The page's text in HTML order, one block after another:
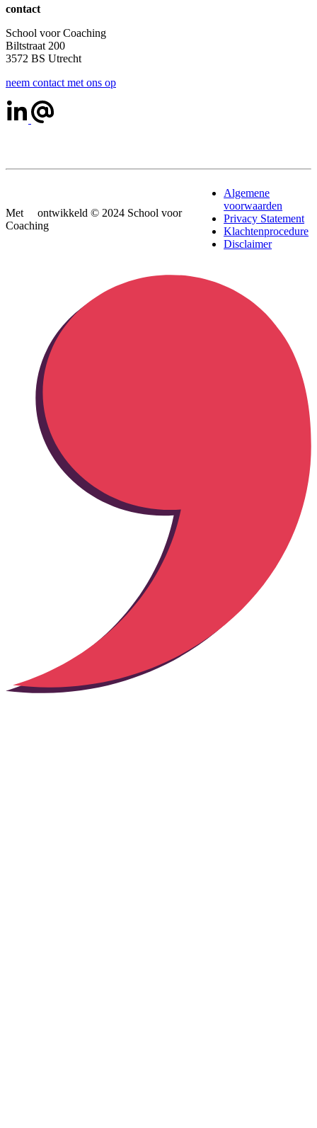
contact
School voor Coaching
Biltstraat 200
3572 BS Utrecht
neem contact met ons op
Met
ontwikkeld © 2024 School voor
Coaching
Algemene
voorwaarden
Privacy Statement
Klachtenprocedure
Disclaimer